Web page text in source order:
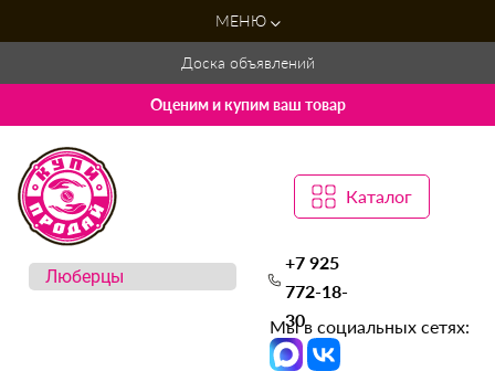
МЕНЮ
Доска объявлений
Оценим и купим ваш товар
Каталог
+7 925
772-18-
30
Мы в социальных сетях: